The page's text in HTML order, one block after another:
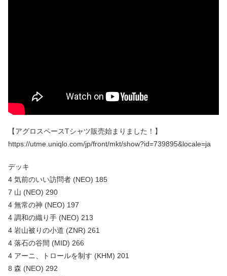
【アグロスペースTシャツ販売始まりました！】
https://utme.uniqlo.com/jp/front/mkt/show?id=739895&locale=ja
デッキ
4 気前のいい訪問者 (NEO) 185
7 山 (NEO) 290
4 無常の神 (NEO) 197
4 調和の織り手 (NEO) 213
4 岩山被りの小道 (ZNR) 261
4 落石の谷間 (MID) 266
4 アーニ、トロールを制す (KHM) 201
8 森 (NEO) 292